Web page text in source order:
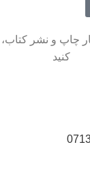
چاپ و نشر
کنید